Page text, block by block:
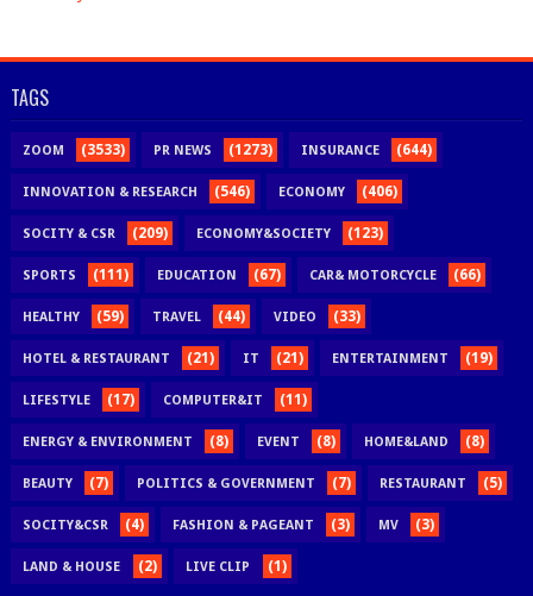
TAGS
ZOOM (3533) PR NEWS (1273) INSURANCE (644)
INNOVATION & RESEARCH (546) ECONOMY (406)
SOCITY & CSR (209) ECONOMY&SOCIETY (123)
SPORTS (111) EDUCATION (67) CAR& MOTORCYCLE (66)
HEALTHY (59) TRAVEL (44) VIDEO (33)
HOTEL & RESTAURANT (21) IT (21) ENTERTAINMENT (19)
LIFESTYLE (17) COMPUTER&IT (11)
ENERGY & ENVIRONMENT (8) EVENT (8) HOME&LAND (8)
BEAUTY (7) POLITICS & GOVERNMENT (7) RESTAURANT (5)
SOCITY&CSR (4) FASHION & PAGEANT (3) MV (3)
LAND & HOUSE (2) LIVE CLIP (1)